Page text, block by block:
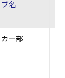
名
ー部